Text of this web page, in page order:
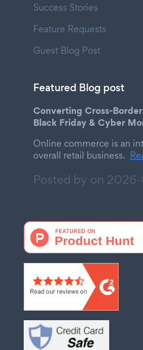
Success Stories
Feature Requests
Guest Blog Post
Featured Blog post
Converting Cross-
Black Friday & Cyber
Online commerce is an
overall retail business.
Posted by on